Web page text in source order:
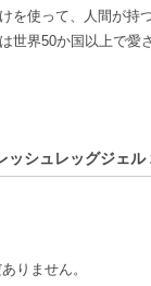
を使って、人間が持
世界50か国以上で愛
ッシュレッグジェル
りません。